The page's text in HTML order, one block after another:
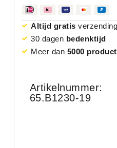
Altijd gratis verzending
30 dagen bedenktijd
Meer dan 5000
Artikelnummer:
65.B1230-19